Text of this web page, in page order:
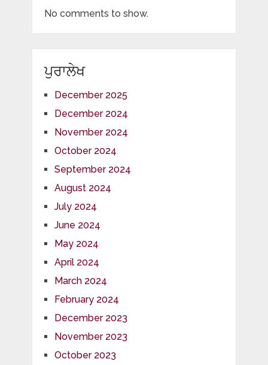
No comments to show.
ਪੁਰਾਲੇਖ
December 2025
December 2024
November 2024
October 2024
September 2024
August 2024
July 2024
June 2024
May 2024
April 2024
March 2024
February 2024
December 2023
November 2023
October 2023